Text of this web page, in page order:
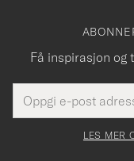
Få inspirasjon og
postadresse
felt
Tack
för
LES MER